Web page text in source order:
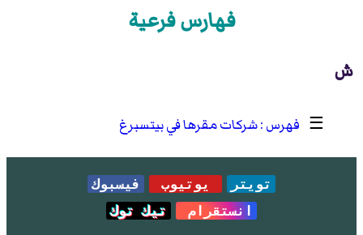
فهارس فرعية
ش
☰ شركات مقرها في بيتسبرغ
تويتر يوتيوب
فيسبوك
انستقرام
تيك توك